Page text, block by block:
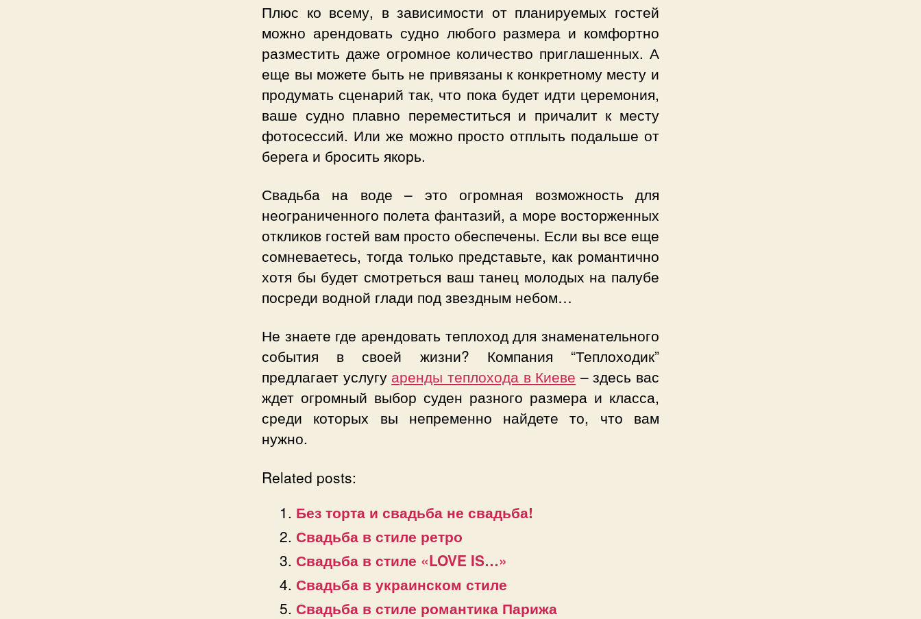
Плюс ко всему, в зависимости от планируемых гостей
можно арендовать судно любого размера и комфортно
разместить даже огромное количество приглашенных. А
еще вы можете быть не привязаны к конкретному месту и
продумать сценарий так, что пока будет идти церемония,
ваше судно плавно переместиться и причалит к месту
фотосессий. Или же можно просто отплыть подальше от
берега и бросить якорь.
Свадьба на воде – это огромная возможность для
неограниченного полета фантазий, а море восторженных
откликов гостей вам просто обеспечены. Если вы все еще
сомневаетесь, тогда только представьте, как романтично
хотя бы будет смотреться ваш танец молодых на палубе
посреди водной глади под звездным небом…
Не знаете где арендовать теплоход для знаменательного
события в своей жизни? Компания “Теплоходик”
предлагает услугу аренды теплохода в Киеве – здесь вас
ждет огромный выбор суден разного размера и класса,
среди которых вы непременно найдете то, что вам
нужно.
Related posts:
Без торта и свадьба не свадьба!
Свадьба в стиле ретро
Свадьба в стиле «LOVE IS…»
Свадьба в украинском стиле
Свадьба в стиле романтика Парижа